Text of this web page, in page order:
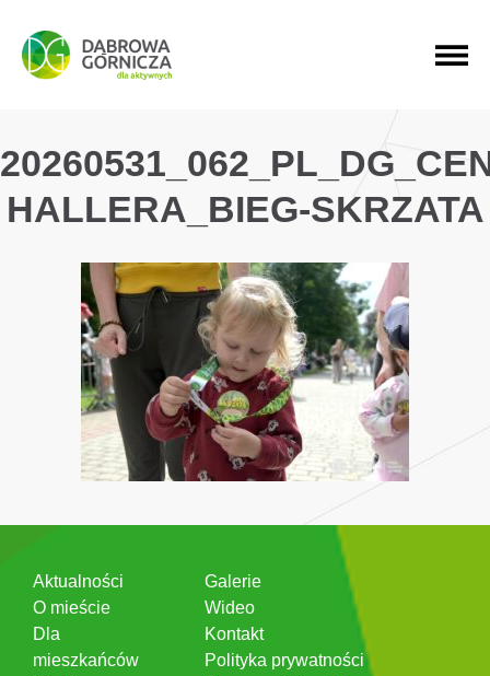
PRZEJDŹ DO MENU GŁÓWNEGO
PRZEJDŹ DO WYSZUKIWARKI
PRZEJDŹ DO TREŚCI
HALLERA_BIEG-SKRZATA
Aktualności
O mieście
Dla
mieszkańców
Galerie
Wideo
Kontakt
Polityka prywatności